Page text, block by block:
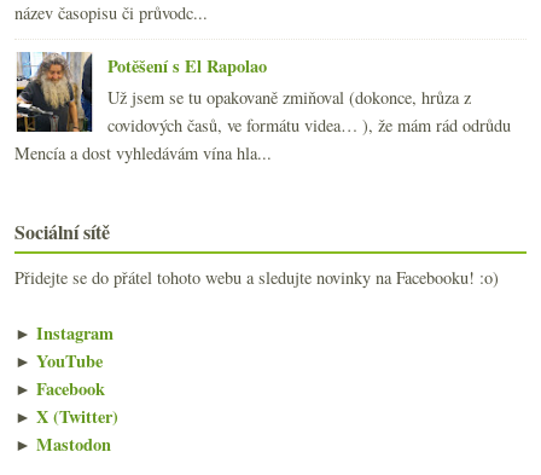
název časopisu či průvodc...
Potěšení s El Rapolao
Už jsem se tu opakovaně zmiňoval (dokonce, hrůza z
covidových časů, ve formátu videa… ), že mám rád odrůdu
Mencía a dost vyhledávám vína hla...
Sociální sítě
Přidejte se do přátel tohoto webu a sledujte novinky na Facebooku! :o)
► Instagram
► YouTube
► Facebook
► X (Twitter)
► Mastodon